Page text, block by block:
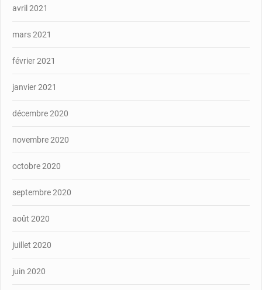
avril 2021
mars 2021
février 2021
janvier 2021
décembre 2020
novembre 2020
octobre 2020
septembre 2020
août 2020
juillet 2020
juin 2020